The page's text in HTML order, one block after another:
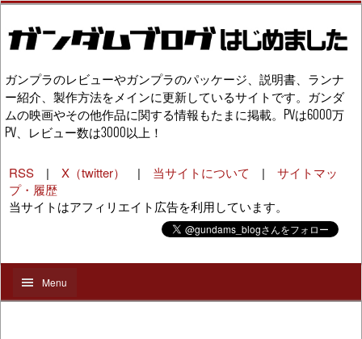
ガンプラのレビューやガンプラのパッケージ、説明書、ランナ
ー紹介、製作方法をメインに更新しているサイトです。ガンダ
ムの映画やその他作品に関する情報もたまに掲載。PVは6000万
PV、レビュー数は3000以上！
RSS | X（twitter） | 当サイトについて | サイトマッ
プ・履歴
当サイトはアフィリエイト広告を利用しています。
Menu